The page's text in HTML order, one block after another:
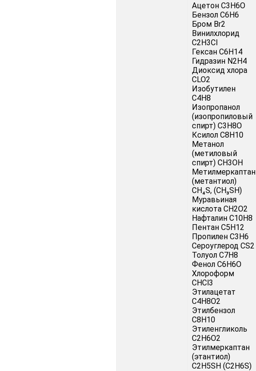
Ацетон C3H6O
Бензол C6H6
Бром Br2
Винилхлорид
C2H3Cl
Гексан C6H14
Гидразин N2H4
Диоксид хлора
CLO2
Изобутилен
C4H8
Изопропанол
(изопропиловый
спирт) C3H8O
Ксилол C8H10
Метанол
(метиловый
спирт) CH3OH
Метилмеркаптан
(метантиол)
CH₄S, (CH₃SH)
Муравьиная
кислота CH2O2
Нафталин C10H8
Пентан C5H12
Пропилен C3H6
Сероуглерод CS2
Толуол C7H8
Фенол C6H6O
Хлороформ
CHCl3
Этилацетат
C4H8O2
Этилбензол
C8H10
Этиленгликоль
C2H6O2
Этилмеркаптан
(этантиол)
C2H5SH (C2H6S)